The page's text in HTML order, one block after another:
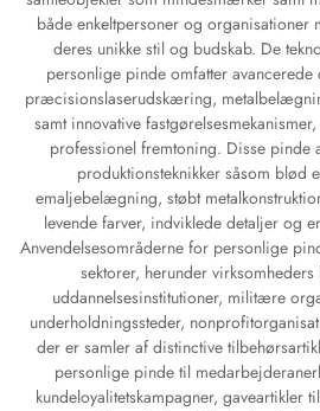
både enkeltpersoner og
deres unikke stil og budskab. De
personlige pinde omfatter avancerede
præcisionslaserudskæring,
samt innovative
professionel fremtoning. Disse pinde
produktionsteknikker såsom blød
emaljebelægning, støbt
levende farver, indviklede detaljer og
Anvendelsesområderne for personlige
sektorer, herunder
uddannelsesinstitutioner, militære
underholdningssteder,
der er samler af distinctive
personlige pinde til
kundeloyalitetskampagner, gaveartikler